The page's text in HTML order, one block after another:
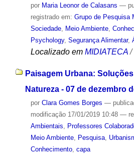
por Maria Leonor de Calasans —
registrado em: Grupo de Pesquisa
Sociedade, Meio Ambiente,
Psychology, Segurança Alimentar,
Localizado em MIDIATECA /
Paisagem Urbana:
Natureza - 07 de dezembro
por Clara Gomes Borges —
modificação17/01/2019 10:48 —
Ambientais, Professores
Meio Ambiente, Pesquisa,
Conhecimento, capa